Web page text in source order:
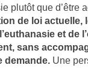
plutôt que
de loi actuelle,
et de
sans
demande. Une